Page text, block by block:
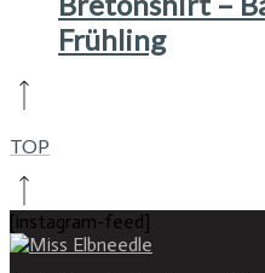
Frühling
TOP
[instagram-feed]